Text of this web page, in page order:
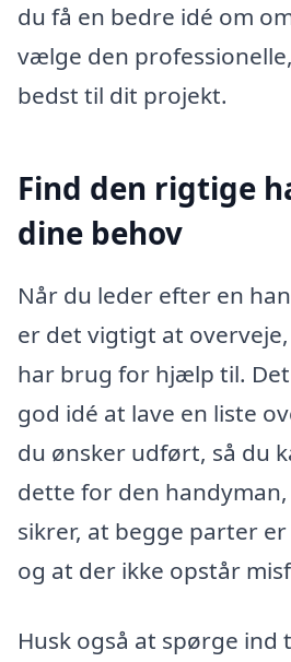
du få en bedre idé om
vælge den
bedst til dit projekt.
Find den rigtige
dine behov
Når du leder efter en
er det vigtigt at
har brug for hjælp til.
god idé at lave en liste
du ønsker udført, så du
dette for den
sikrer, at begge parter er
og at der ikke opstår
Husk også at spørge ind